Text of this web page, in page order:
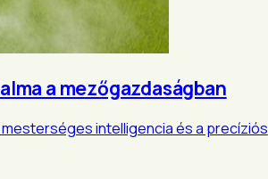
a mezőgazdaságban
intelligencia és a precíziós